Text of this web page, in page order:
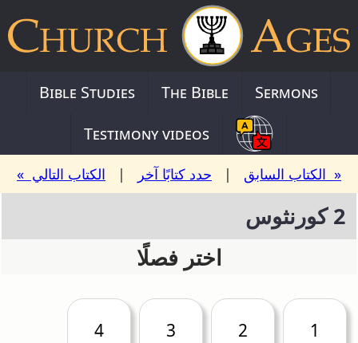
Bible Studies The Bible
Sermons
Testimony videos
« الكتاب السابق | حدد كتابًا آخر | الكتاب التالي »
2 كورنثوس
اختر فصلًا
1
2
3
4